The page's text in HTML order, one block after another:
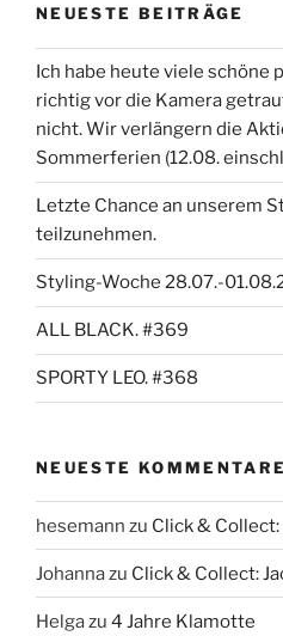
NEUESTE BEITRÄGE
Ich habe heute viele schöne
richtig vor die Kamera
nicht. Wir verlängern die
Sommerferien (12.08.
Letzte Chance an unserem
teilzunehmen.
Styling-Woche 28.07.-
ALL BLACK. #369
SPORTY LEO. #368
NEUESTE KOMMENTARE
hesemann zu Click &
Johannazu Click & Collect:
Helgazu 4 Jahre Klamotte